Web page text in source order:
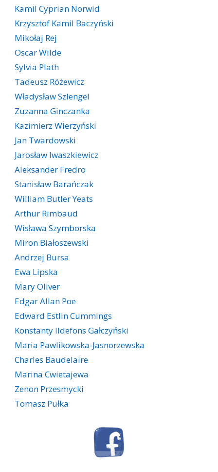
Kamil Cyprian Norwid
Krzysztof Kamil Baczyński
Mikołaj Rej
Oscar Wilde
Sylvia Plath
Tadeusz Różewicz
Władysław Szlengel
Zuzanna Ginczanka
Kazimierz Wierzyński
Jan Twardowski
Jarosław Iwaszkiewicz
Aleksander Fredro
Stanisław Barańczak
William Butler Yeats
Arthur Rimbaud
Wisława Szymborska
Miron Białoszewski
Andrzej Bursa
Ewa Lipska
Mary Oliver
Edgar Allan Poe
Edward Estlin Cummings
Konstanty Ildefons Gałczyński
Maria Pawlikowska-Jasnorzewska
Charles Baudelaire
Marina Cwietajewa
Zenon Przesmycki
Tomasz Pułka